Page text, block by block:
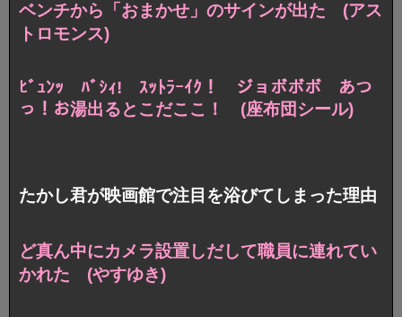
ベンチから「おまかせ」のサインが出た (アス
トロモンス)
ﾋﾞｭﾝｯ ﾊﾞｼｨ! ｽｯﾄﾗｰｲｸ！ ジョボボボ あつ
っ！お湯出るとこだここ！ (座布団シール)
たかし君が映画館で注目を浴びてしまった理由
ど真ん中にカメラ設置しだして職員に連れてい
かれた (やすゆき)